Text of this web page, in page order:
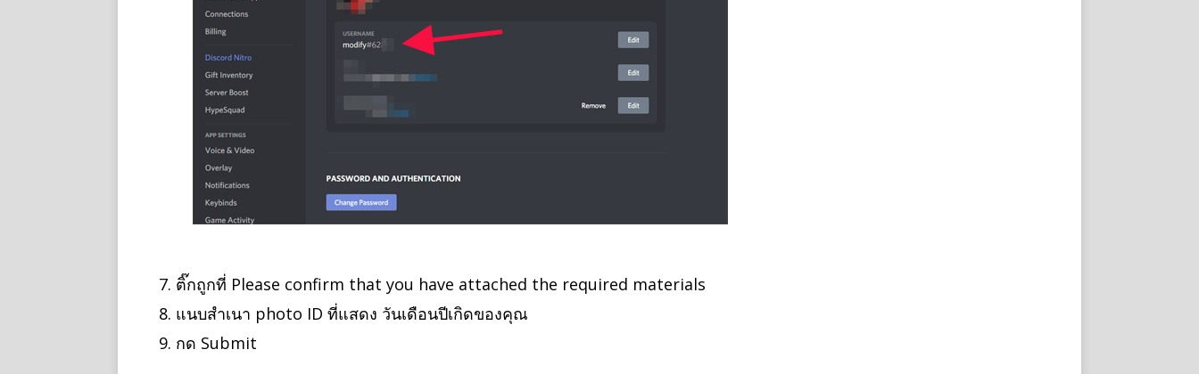
ติ๊กถูกที่ Please confirm that you have attached the required materials
แนบสำเนา photo ID ที่แสดง วันเดือนปีเกิดของคุณ
กด Submit